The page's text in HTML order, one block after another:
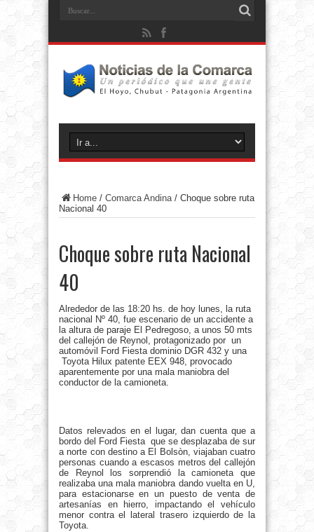
Home / Comarca Andina/ Choque sobre ruta
Nacional 40
Choque sobre ruta Nacional
40
Alrededor de las 18:20 hs. de hoy lunes, la ruta
nacional Nº 40, fue escenario de un accidente a
la altura de paraje El Pedregoso, a unos 50 mts
del callejón de Reynol, protagonizado por un
automóvil Ford Fiesta dominio DGR 432 y una
Toyota Hilux patente EEX 948, provocado
aparentemente por una mala maniobra del
conductor de la camioneta.
Datos relevados en el lugar, dan cuenta que a
bordo del Ford Fiesta que se desplazaba de sur
a norte con destino a El Bolsòn, viajaban cuatro
personas cuando a escasos metros del callejón
de Reynol los sorprendió la camioneta que
realizaba una mala maniobra dando vuelta en U,
para estacionarse en un puesto de venta de
artesanías en hierro, impactando el vehículo
menor contra el lateral trasero izquierdo de la
Toyota.